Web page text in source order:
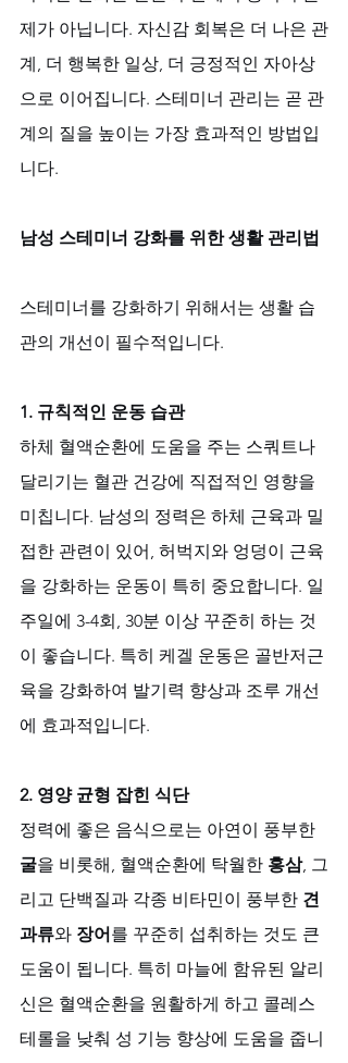
제가 아닙니다. 자신감 회복은 더 나은 관
계, 더 행복한 일상, 더 긍정적인 자아상
으로 이어집니다. 스테미너 관리는 곧 관
계의 질을 높이는 가장 효과적인 방법입
니다.
남성 스테미너 강화를 위한 생활 관리법
스테미너를 강화하기 위해서는 생활 습
관의 개선이 필수적입니다.
1. 규칙적인 운동 습관
하체 혈액순환에 도움을 주는 스쿼트나
달리기는 혈관 건강에 직접적인 영향을
미칩니다. 남성의 정력은 하체 근육과 밀
접한 관련이 있어, 허벅지와 엉덩이 근육
을 강화하는 운동이 특히 중요합니다. 일
주일에 3-4회, 30분 이상 꾸준히 하는 것
이 좋습니다. 특히 케겔 운동은 골반저근
육을 강화하여 발기력 향상과 조루 개선
에 효과적입니다.
2. 영양 균형 잡힌 식단
정력에 좋은 음식으로는 아연이 풍부한
굴을 비롯해, 혈액순환에 탁월한 홍삼, 그
리고 단백질과 각종 비타민이 풍부한 견
과류와 장어를 꾸준히 섭취하는 것도 큰
도움이 됩니다. 특히 마늘에 함유된 알리
신은 혈액순환을 원활하게 하고 콜레스
테롤을 낮춰 성 기능 향상에 도움을 줍니